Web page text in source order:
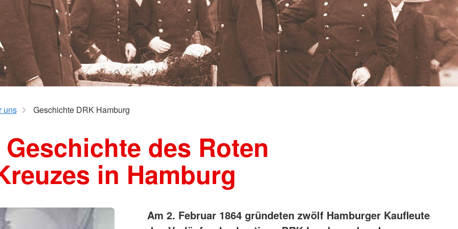
Duales
DRK
uns Geschichte DRK Hamburg
Geschichte des Roten
in Hamburg
Am 2. Februar 1864 gründeten zwölf Hamburger Kaufleute